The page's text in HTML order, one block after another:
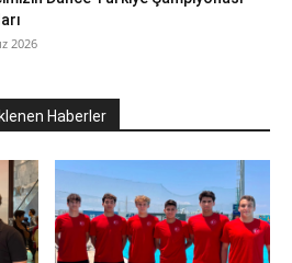
2026
Haberler